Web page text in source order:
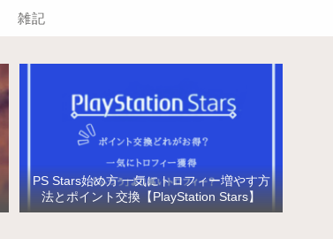
雑記
PS Stars始め方 一気にトロフィー増やす方
法とポイント交換【PlayStation Stars】